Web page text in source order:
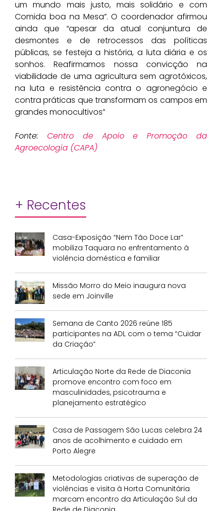
um mundo mais justo, mais solidário e com
Comida boa na Mesa”. O coordenador afirmou
ainda que “apesar da atual conjuntura de
desmontes e de retrocessos das políticas
públicas, se festeja a história, a luta diária e os
sonhos. Reafirmamos nossa convicção na
viabilidade de uma agricultura sem agrotóxicos,
na luta e resistência contra o agronegócio e
contra práticas que transformam os campos em
grandes monocultivos”
Fonte: Centro de Apoio e Promoção da
Agroecologia (CAPA)
+ Recentes
Casa-Exposição “Nem Tão Doce Lar”
mobiliza Taquara no enfrentamento à
violência doméstica e familiar
Missão Morro do Meio inaugura nova
sede em Joinville
Semana de Canto 2026 reúne 185
participantes na ADL com o tema “Cuidar
da Criação”
Articulação Norte da Rede de Diaconia
promove encontro com foco em
masculinidades, psicotrauma e
planejamento estratégico
Casa de Passagem São Lucas celebra 24
anos de acolhimento e cuidado em
Porto Alegre
Metodologias criativas de superação de
violências e visita à Horta Comunitária
marcam encontro da Articulação Sul da